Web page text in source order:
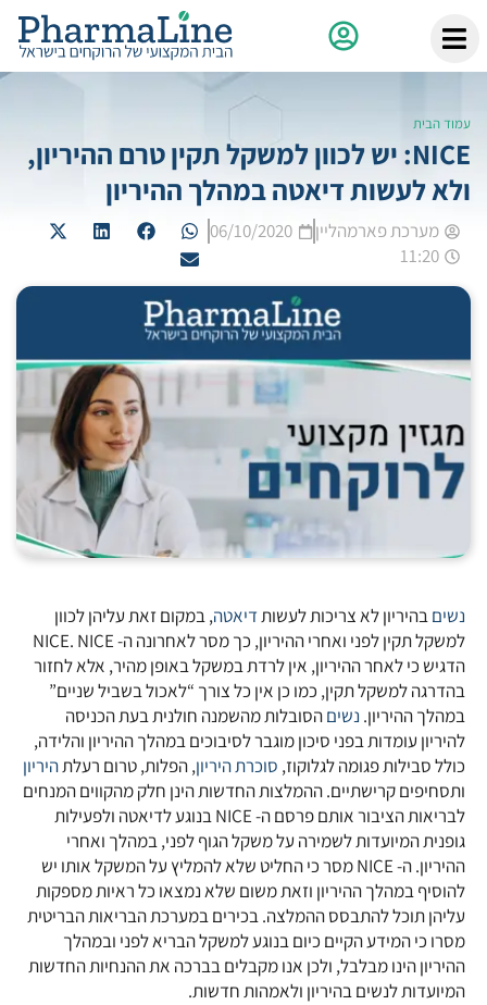
עמוד הבית
NICE: יש לכוון למשקל תקין טרם ההיריון,
ולא לעשות דיאטה במהלך ההיריון
מערכת פארמהליין
06/10/2020
11:20
נשיםבהיריון לא צריכות לעשותדיאטה, במקום זאת עליהן לכוון
למשקל תקין לפני ואחרי ההיריון, כך מסר לאחרונה ה- NICE. NICE
הדגיש כי לאחר ההיריון, אין לרדת במשקל באופן מהיר, אלא לחזור
בהדרגה למשקל תקין, כמו כן אין כל צורך “לאכול בשביל שניים”
במהלך ההיריון. נשיםהסובלות מהשמנה חולנית בעת הכניסה
להיריון עומדות בפני סיכון מוגבר לסיבוכים במהלך ההיריון והלידה,
כולל סבילות פגומה לגלוקוז, סוכרתהיריון, הפלות, טרום רעלתהיריון
ותסחיפים קרישתיים. ההמלצות החדשות הינן חלק מהקווים המנחים
לבריאות הציבור אותם פרסם ה- NICE בנוגע לדיאטה ולפעילות
גופנית המיועדות לשמירה על משקל הגוף לפני, במהלך ואחרי
ההיריון. ה- NICE מסר כי החליט שלא להמליץ על המשקל אותו יש
להוסיף במהלך ההיריון וזאת משום שלא נמצאו כל ראיות מספקות
עליהן תוכל להתבסס ההמלצה. בכירים במערכת הבריאות הבריטית
מסרו כי המידע הקיים כיום בנוגע למשקל הבריא לפני ובמהלך
ההיריון הינו מבלבל, ולכן אנו מקבלים בברכה את ההנחיות החדשות
המיועדות לנשים בהיריון ולאמהות חדשות.